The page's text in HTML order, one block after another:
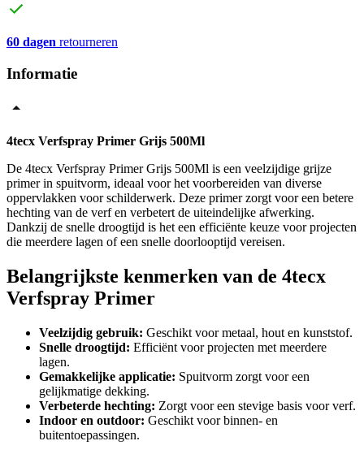
60 dagen retourneren
Informatie
4tecx Verfspray Primer Grijs 500Ml
De 4tecx Verfspray Primer Grijs 500Ml is een veelzijdige grijze
primer in spuitvorm, ideaal voor het voorbereiden van diverse
oppervlakken voor schilderwerk. Deze primer zorgt voor een betere
hechting van de verf en verbetert de uiteindelijke afwerking.
Dankzij de snelle droogtijd is het een efficiënte keuze voor projecten
die meerdere lagen of een snelle doorlooptijd vereisen.
Belangrijkste kenmerken van de 4tecx
Verfspray Primer
Veelzijdig gebruik: Geschikt voor metaal, hout en kunststof.
Snelle droogtijd: Efficiënt voor projecten met meerdere
lagen.
Gemakkelijke applicatie: Spuitvorm zorgt voor een
gelijkmatige dekking.
Verbeterde hechting: Zorgt voor een stevige basis voor verf.
Indoor en outdoor: Geschikt voor binnen- en
buitentoepassingen.